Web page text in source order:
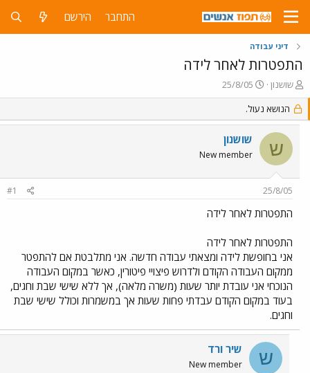
התחבר הירשם
דיני עבודה
התפטרות לאחר לידה
פ
ו
ת
ח
נ
שושנון
פ
ו
ר
ס
ם
ב
ת
ך
25/8/05
הנושא נעול.
ש שושנון
New member
25/8/05
#1
התפטרות לאחר לידה
התפטרות לאחר לידה
אני בחופשת לידה ומצאתי עבודה חדשה. אני מתלבטת אם להתפטר
ממקום העבודה הקודם ולדרוש פיצויי פיטורין, כאשר במקום העבודה
הנוכחי אני עובדת יותר שעות (משרה מלאה), אך ללא שישי שבת וחגים,
בעוד במקום הקודם עבדתי פחות שעות אך במשמרות וכולל שישי שבת
וחגים.
ש שיר ורד
New member